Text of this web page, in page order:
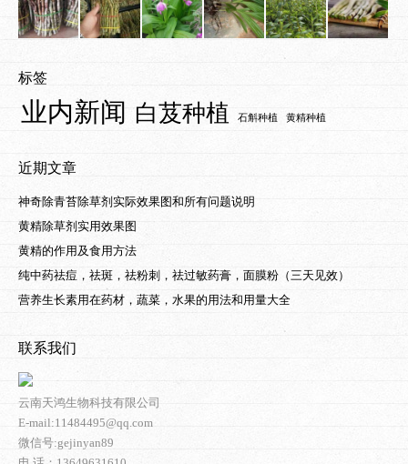
标签
业内新闻 白芨种植 石斛种植 黄精种植
近期文章
神奇除青苔除草剂实际效果图和所有问题说明
黄精除草剂实用效果图
黄精的作用及食用方法
纯中药祛痘，祛斑，祛粉刺，祛过敏药膏，面膜粉（三天见效）
营养生长素用在药材，蔬菜，水果的用法和用量大全
联系我们
云南天鸿生物科技有限公司
E-mail:11484495@qq.com
微信号:gejinyan89